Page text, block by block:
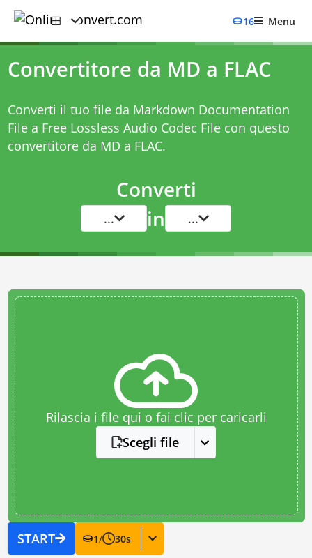
16 Menu
Convertitore da MD a FLAC
Converti il tuo file da Markdown Documentation
File a Free Lossless Audio Codec File con questo
convertitore da MD a FLAC.
Converti
... in ...
Rilascia i file qui o fai clic per caricarli
Scegli file
START 1/ 30s